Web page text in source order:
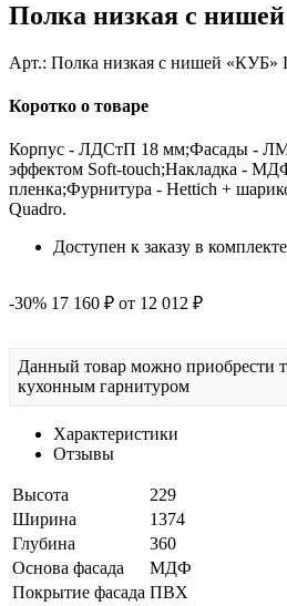
Полка низкая с
Арт.: Полка низкая с нишей
Коротко о товаре
Корпус - ЛДСтП 18 мм;Фасады -
эффектом Soft-touch;Накладка -
пленка;Фурнитура - Hettich +
Quadro.
Доступен к заказу в
-30% 17 160 ₽ от 12 012 ₽
Данный товар можно приобрести
кухонным гарнитуром
Характеристики
Отзывы
Высота
229
Ширина
1374
Глубина
360
Основа фасада
МДФ
Покрытие фасада ПВХ